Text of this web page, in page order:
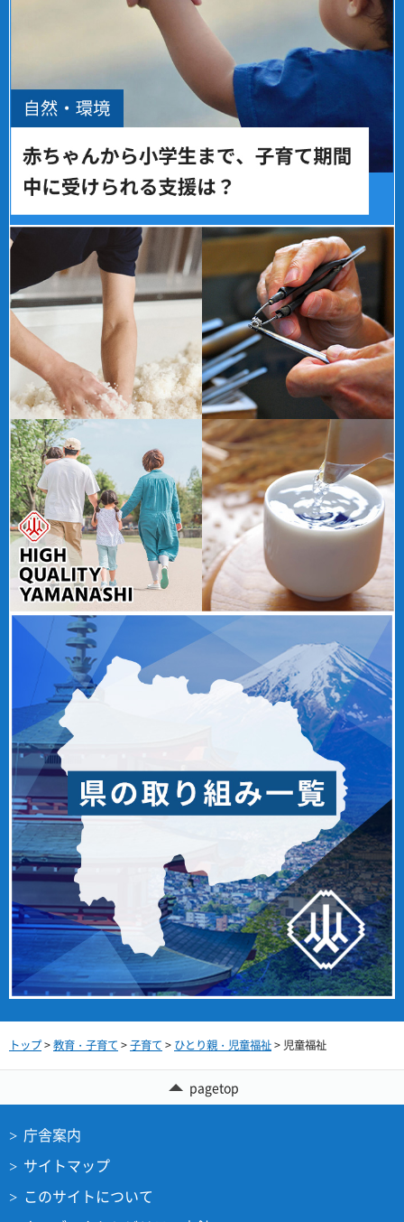
トップ>教育・子育て >子育て > ひとり親・児童福祉> 児童福祉
pagetop
庁舎案内
サイトマップ
このサイトについて